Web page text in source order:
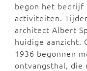
begon het bedrijf
activiteiten.
architect Albert
huidige aanzicht.
1936 begonnen
ontvangsthal,